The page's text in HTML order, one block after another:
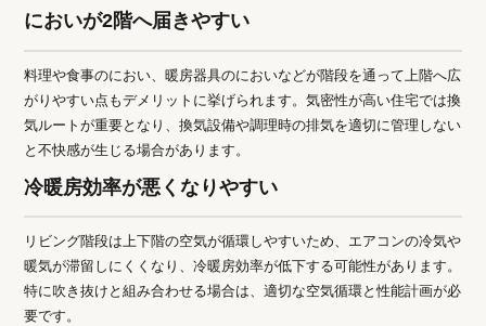
においが2階へ届きやすい
料理や食事のにおい、暖房器具のにおいなどが階段を通って上階へ広
がりやすい点もデメリットに挙げられます。気密性が高い住宅では換
気ルートが重要となり、換気設備や調理時の排気を適切に管理しない
と不快感が生じる場合があります。
冷暖房効率が悪くなりやすい
リビング階段は上下階の空気が循環しやすいため、エアコンの冷気や
暖気が滞留しにくくなり、冷暖房効率が低下する可能性があります。
特に吹き抜けと組み合わせる場合は、適切な空気循環と性能計画が必
要です。